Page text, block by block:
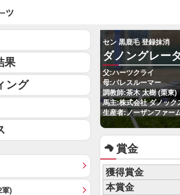
セン 黒鹿毛 登録抹消
ダノングレー
父:ハーツクライ
母:パレスルーマー
調教師:茶木 太樹 (栗東)
馬主:株式会社 ダノック
生産者:ノーザンファー
賞金
獲得賞金
本賞金
果
ング
軍)